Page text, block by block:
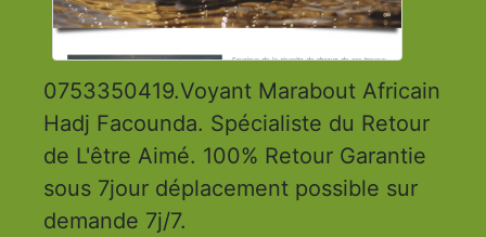
0753350419.Voyant Marabout Africain
Hadj Facounda. Spécialiste du Retour
de L'être Aimé. 100% Retour Garantie
sous 7jour déplacement possible sur
demande 7j/7.